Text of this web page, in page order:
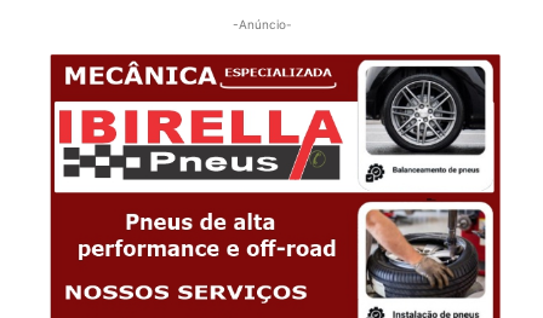
-Anúncio-